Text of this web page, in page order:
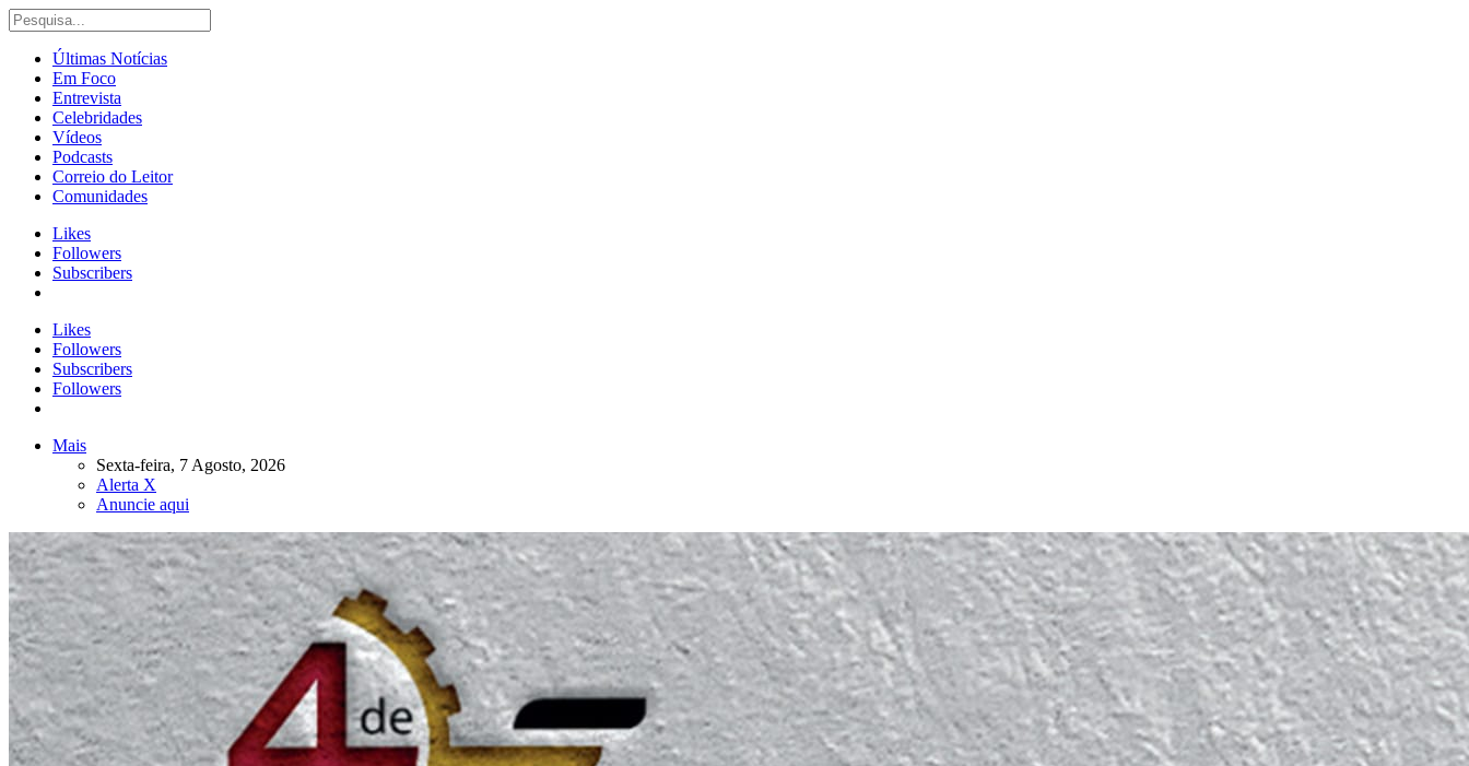
Últimas Notícias
Em Foco
Entrevista
Celebridades
Vídeos
Podcasts
Correio do Leitor
Comunidades
Likes
Followers
Subscribers
Likes
Followers
Subscribers
Followers
Mais
Sexta-feira, 7 Agosto, 2026
Alerta X
Anuncie aqui